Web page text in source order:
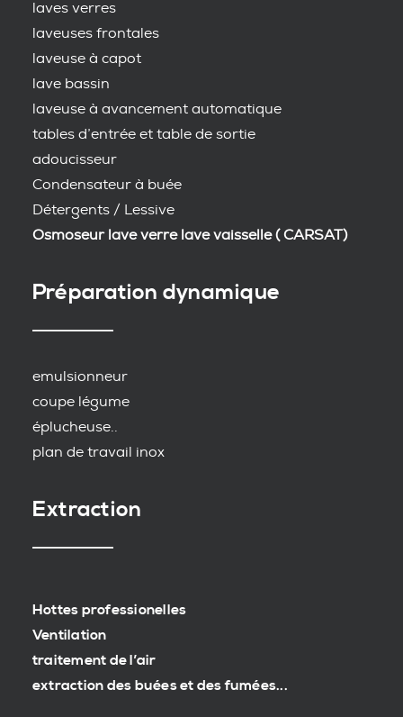
laves verres
laveuses frontales
laveuse à capot
lave bassin
laveuse à avancement automatique
tables d’entrée et table de sortie
adoucisseur
Condensateur à buée
Détergents / Lessive
Osmoseur lave verre lave vaisselle ( CARSAT)
Préparation dynamique
emulsionneur
coupe légume
éplucheuse..
plan de travail inox
Extraction
Hottes professionelles
Ventilation
traitement de l’air
extraction des buées et des fumées...